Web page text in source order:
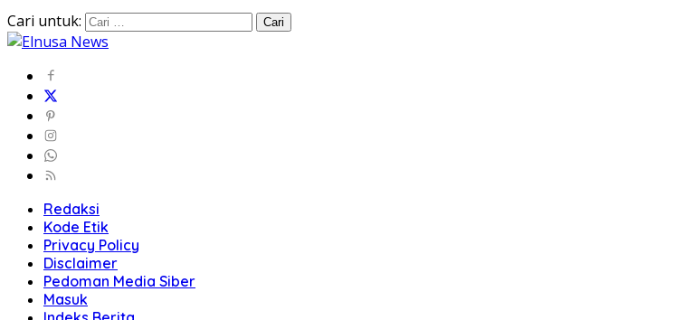
Cari untuk:
Redaksi
Kode Etik
Privacy Policy
Disclaimer
Pedoman Media Siber
Masuk